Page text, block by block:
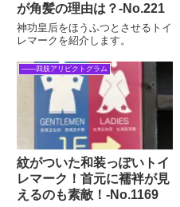
が角髪の理由は？‐No.221
神功皇后をほうふつとさせるトイ
レマークを紹介します。
――四肢アリピクトグラム
紋がついた和装っぽいトイ
レマーク！首元に襦袢が見
えるのも素敵！-No.1169